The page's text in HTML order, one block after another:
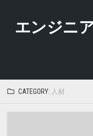
contentエンジニ
CATEGORY: 人材